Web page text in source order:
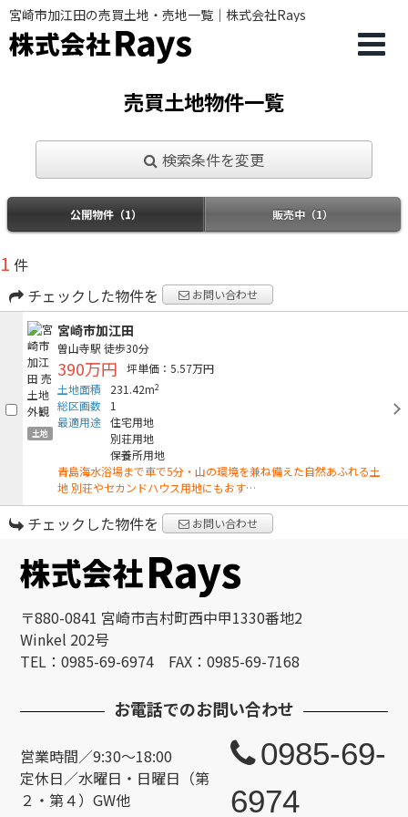
宮崎市加江田の売買土地・売地一覧｜株式会社Rays
売買土地物件一覧
検索条件を変更
公開物件（1） 販売中（1）
1 件
チェックした物件を
お問い合わせ
土地
宮崎市加江田
曽山寺駅 徒歩30分
390万円
坪単価：5.57万円
土地面積
231.42m2
総区画数
1
最適用途 住宅用地
別荘用地
保養所用地
青島海水浴場まで車で5分・山の環境を兼ね備えた自然あふれる土
地 別荘やセカンドハウス用地にもおす…
チェックした物件を お問い合わせ
〒880-0841 宮崎市吉村町西中甲1330番地2
Winkel 202号
TEL：0985-69-6974 FAX：0985-69-7168
お電話でのお問い合わせ
営業時間／9:30～18:00
定休日／水曜日・日曜日（第
２・第４）GW他
0985-69-
6974